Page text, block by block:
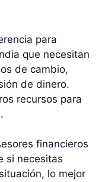
para
que necesitan
de cambio,
de dinero.
recursos para
financieros
si necesitas
lo mejor